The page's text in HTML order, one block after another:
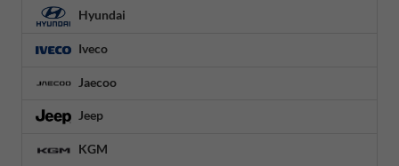
Hyundai
Iveco
Jaecoo
Jeep
KGM